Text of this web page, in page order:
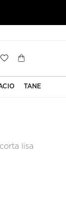
TANE
lisa